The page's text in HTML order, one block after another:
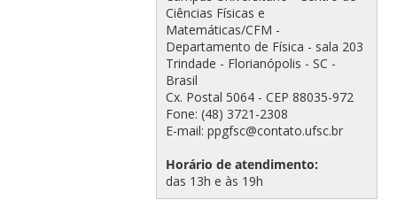
Ciências Físicas e
Matemáticas/CFM -
Departamento de Física - sala 203
Trindade - Florianópolis - SC -
Brasil
Cx. Postal 5064 - CEP 88035-972
Fone: (48) 3721-2308
E-mail: ppgfsc@contato.ufsc.br
Horário de atendimento:
das 13h e às 19h